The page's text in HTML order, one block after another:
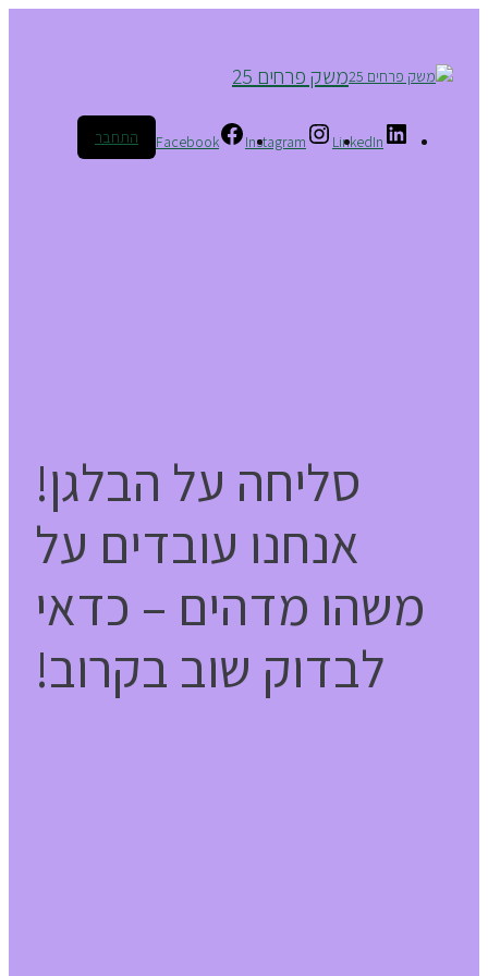
משק פרחים 25
LinkedIn
Instagram
Facebook התחבר
סליחה על הבלגן!
אנחנו עובדים על
משהו מדהים – כדאי
לבדוק שוב בקרוב!